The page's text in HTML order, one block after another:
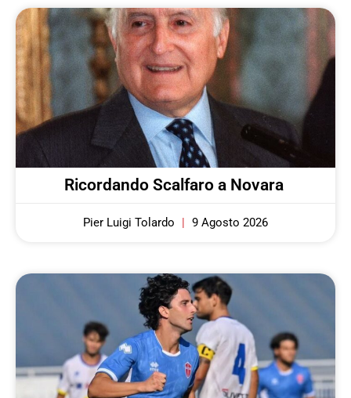
Ricordando Scalfaro a Novara
Pier Luigi Tolardo 9 Agosto 2026